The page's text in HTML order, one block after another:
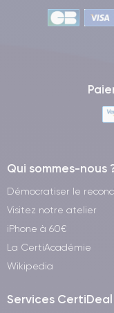
Qui sommes-nous
Démocratiser le
Visitez notre atelier
iPhone à 60€
La CertiAcadémie
Wikipedia
Services CertiDeal